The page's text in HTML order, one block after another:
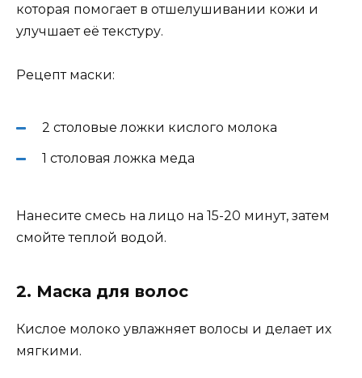
которая помогает в отшелушивании кожи и
улучшает её текстуру.
Рецепт маски:
2 столовые ложки кислого молока
1 столовая ложка меда
Нанесите смесь на лицо на 15-20 минут, затем
смойте теплой водой.
2. Маска для волос
Кислое молоко увлажняет волосы и делает их
мягкими.